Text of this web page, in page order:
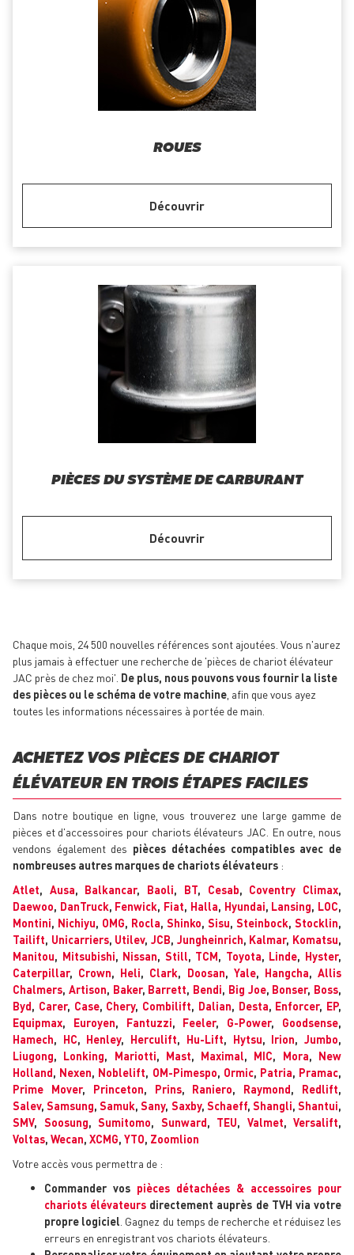
ROUES
Découvrir
PIÈCES DU SYSTÈME DE CARBURANT
Découvrir
Chaque mois, 24 500 nouvelles références sont ajoutées. Vous n'aurez
plus jamais à effectuer une recherche de 'pièces de chariot élévateur
JAC près de chez moi'. De plus, nous pouvons vous fournir la liste
des pièces ou le schéma de votre machine , afin que vous ayez
toutes les informations nécessaires à portée de main.
ACHETEZ VOS PIÈCES DE CHARIOT
ÉLÉVATEUR EN TROIS ÉTAPES FACILES
Dans notre boutique en ligne, vous trouverez une large gamme de
pièces et d'accessoires pour chariots élévateurs JAC. En outre, nous
vendons également des pièces détachées compatibles avec de
nombreuses autres marques de chariots élévateurs :
Atlet, Ausa, Balkancar, Baoli, BT, Cesab, Coventry Climax,
Daewoo, DanTruck, Fenwick, Fiat, Halla, Hyundai, Lansing, LOC,
Montini, Nichiyu, OMG, Rocla, Shinko, Sisu, Steinbock, Stocklin,
Tailift, Unicarriers, Utilev,JCB, Jungheinrich, Kalmar, Komatsu,
Manitou, Mitsubishi, Nissan, Still, TCM, Toyota, Linde, Hyster,
Caterpillar, Crown, Heli, Clark, Doosan, Yale, Hangcha,Allis
Chalmers, Artison, Baker, Barrett, Bendi, Big Joe, Bonser, Boss,
Byd, Carer, Case, Chery, Combilift, Dalian, Desta, Enforcer, EP,
Equipmax, Euroyen, Fantuzzi, Feeler, G-Power, Goodsense,
Hamech, HC, Henley, Herculift, Hu-Lift, Hytsu, Irion,Jumbo,
Liugong, Lonking, Mariotti, Mast, Maximal, MIC, Mora, New
Holland, Nexen, Noblelift, OM-Pimespo, Ormic, Patria, Pramac,
Prime Mover, Princeton, Prins, Raniero, Raymond, Redlift,
Salev,Samsung,Samuk,Sany, Saxby, Schaeff, Shangli,Shantui,
SMV, Soosung, Sumitomo, Sunward, TEU, Valmet, Versalift,
Voltas, Wecan, XCMG, YTO, Zoomlion
Votre accès vous permettra de :
Commander vos pièces détachées & accessoires pour
chariots élévateurs directement auprès de TVH via votre
propre logiciel . Gagnez du temps de recherche et réduisez les
erreurs en enregistrant vos chariots élévateurs.